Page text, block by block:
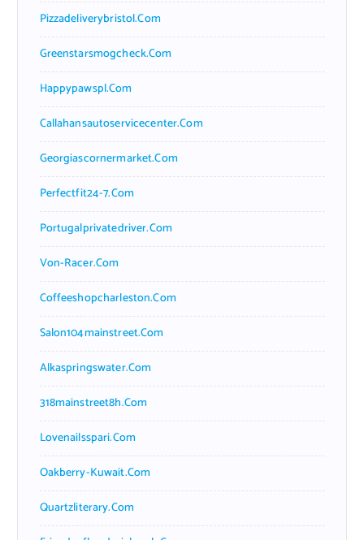
Pizzadeliverybristol.com
Greenstarsmogcheck.com
Happypawspl.com
Callahansautoservicecenter.com
Georgiascornermarket.com
Perfectfit24-7.com
Portugalprivatedriver.com
Von-Racer.com
Coffeeshopcharleston.com
Salon104mainstreet.com
Alkaspringswater.com
318mainstreet8h.com
Lovenailsspari.com
Oakberry-Kuwait.com
Quartzliterary.com